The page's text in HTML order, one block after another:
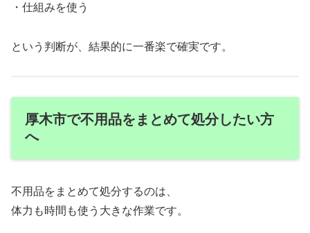
・仕組みを使う
という判断が、結果的に一番楽で確実です。
厚木市で不用品をまとめて処分したい方
へ
不用品をまとめて処分するのは、
体力も時間も使う大きな作業です。